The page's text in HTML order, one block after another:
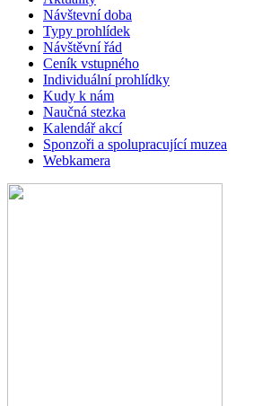
Návštevní doba
Typy prohlídek
Návštěvní řád
Ceník vstupného
Individuální prohlídky
Kudy k nám
Naučná stezka
Kalendář akcí
Sponzoři a spolupracující muzea
Webkamera